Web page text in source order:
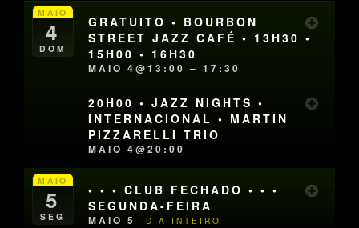
MAIO
4
DOM
GRATUITO • BOURBON
STREET JAZZ CAFÉ • 13H30 •
15H00 • 16H30
MAIO 4@13:00 – 17:30
20H00 • JAZZ NIGHTS •
INTERNACIONAL • MARTIN
PIZZARELLI TRIO
MAIO 4@20:00
MAIO
5
SEG
• • • CLUB FECHADO • • •
SEGUNDA-FEIRA
MAIO 5 DIA INTEIRO